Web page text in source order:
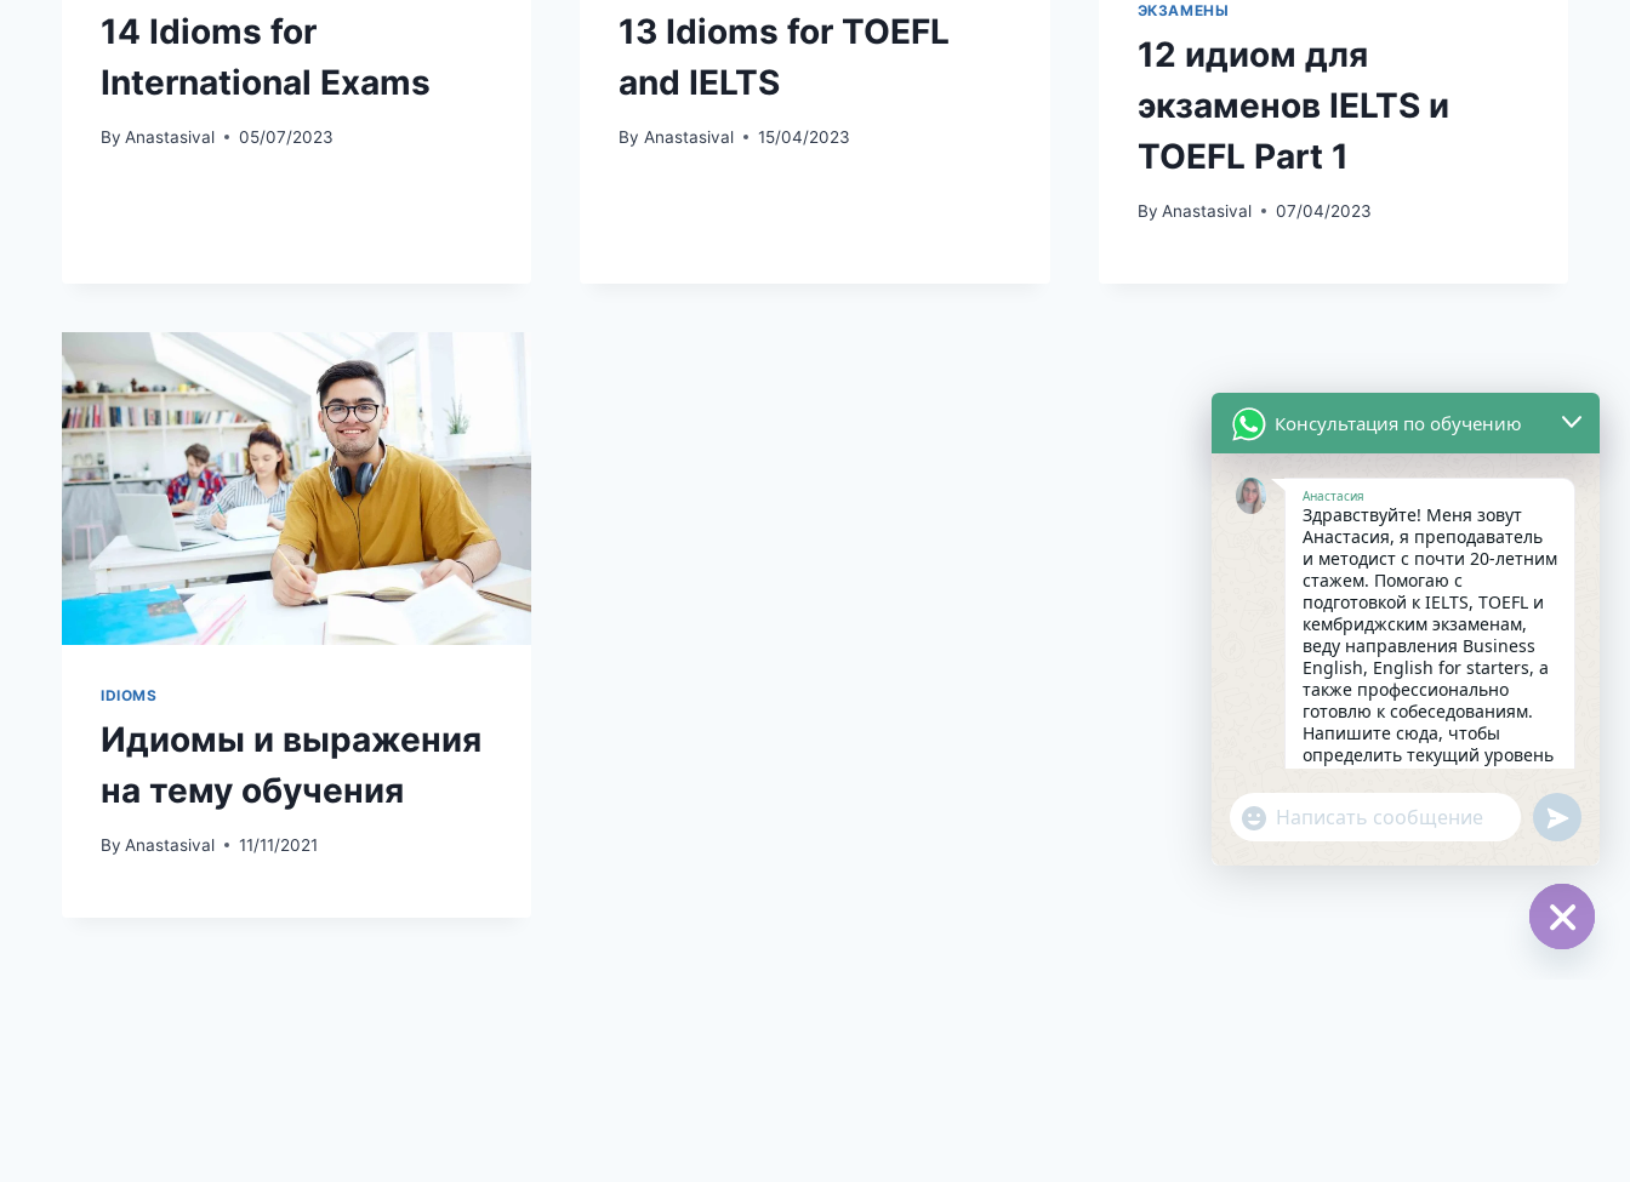
14 Idioms for
International Exams
By Anastasival 05/07/2023
13 Idioms for TOEFL
and IELTS
By Anastasival 15/04/2023
ЭКЗАМЕНЫ
12 идиом для
экзаменов IELTS и
TOEFL Part 1
By Anastasival 07/04/2023
IDIOMS
Идиомы и выражения
на тему обучения
By Anastasival 11/11/2021
Консультация по обучению
Анастасия
Здравствуйте! Меня зовут
Анастасия, я преподаватель
и методист с почти 20-летним
стажем. Помогаю с
подготовкой к IELTS, TOEFL и
кембриджским экзаменам,
веду направления Business
English, English for starters, а
также профессионально
готовлю к собеседованиям.
Напишите сюда, чтобы
определить текущий уровень
английского и составить
индивидуальный план
занятий. Какова главная цель
в изучении языка на
"+chaty_settings.lang.emoji_picker+"
WhatsApp